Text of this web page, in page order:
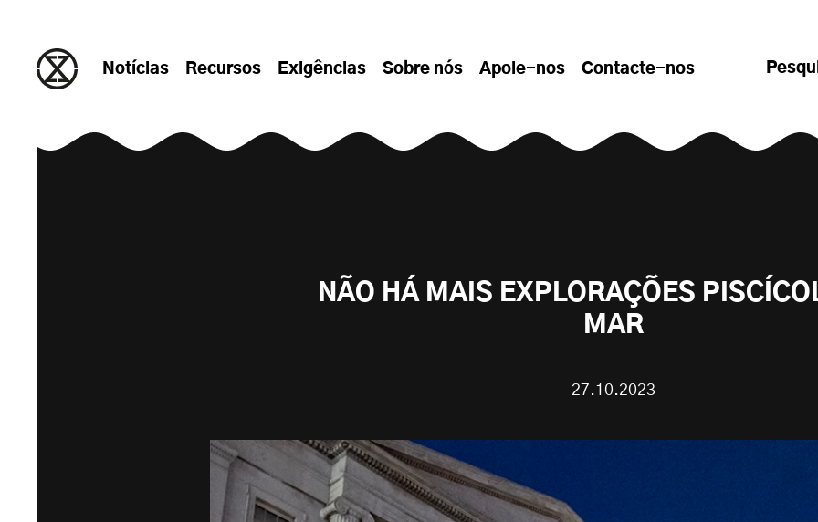
Notícias Recursos Exigências Sobre nós Apoie-nos Contacte-nos
NÃO HÁ MAIS EXPLORAÇÕES
MAR
27.10.2023